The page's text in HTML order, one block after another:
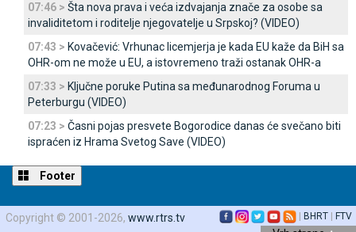
07:46 > Šta nova prava i veća izdvajanja znače za osobe sa
invaliditetom i roditelje njegovatelje u Srpskoj? (VIDEO)
07:43 > Kovačević: Vrhunac licemjerja je kada EU kaže da BiH sa
OHR-om ne može u EU, a istovremeno traži ostanak OHR-a
07:33 > Ključne poruke Putina sa međunarodnog Foruma u
Peterburgu (VIDEO)
07:23 > Časni pojas presvete Bogorodice danas će svečano biti
ispraćen iz Hrama Svetog Save (VIDEO)
Footer
Copyright © 2001-2026, www.rtrs.tv BHRT FTV